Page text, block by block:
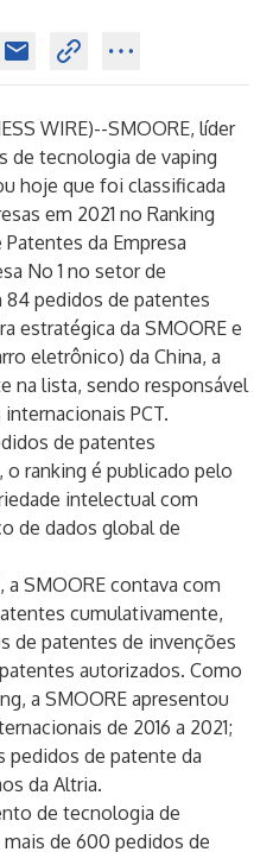
WIRE)--SMOORE, líder
de tecnologia de vaping
hoje que foi classificada
em 2021 no Ranking
da Empresa
No 1 no setor de
pedidos de patentes
estratégica da SMOORE e
eletrônico) da China, a
na lista, sendo responsável
PCT.
de patentes
o ranking é publicado pelo
intelectual com
de dados global de
a SMOORE contava com
cumulativamente,
de patentes de invenções
autorizados. Como
a SMOORE apresentou
de 2016 a 2021;
pedidos de patente da
da Altria.
de tecnologia de
de 600 pedidos de